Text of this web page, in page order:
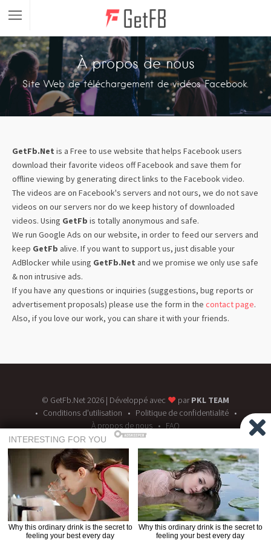
À propos de nous
Site Web de téléchargement de vidéos Facebook.
GetFb.Net is a Free to use website that helps Facebook users
download their favorite videos off Facebook and save them for
offline viewing by generating direct links to the Facebook video.
The videos are on Facebook's servers and not ours, we do not save
videos on our servers nor do we keep history of downloaded
videos. Using GetFb is totally anonymous and safe.
We run Google Ads on our website, in order to feed our servers and
keep GetFb alive. If you want to support us, just disable your
AdBlocker while using GetFb.Net and we promise we only use safe
& non intrusive ads.
If you have any questions or inquiries (suggestions, bug reports or
advertisement proposals) please use the form in the contact page.
Also, if you love our work, you can share it with your friends.
© GetFb.Net2026 | Développé avec ♥ parPKL TEAM
Conditions d'utilisation
Politique de confidentialité
À propos de nous
FAQ
GetFb n'héberge aucun contenu piraté ou protégé par des droits d'auteur
sur son serveur, et toutes les vidéos que vous téléchargez sont téléchargées
sur votre système directement à partir de leurs serveurs CDN respectifs.Lire
la clause de non-responsabilité complète.